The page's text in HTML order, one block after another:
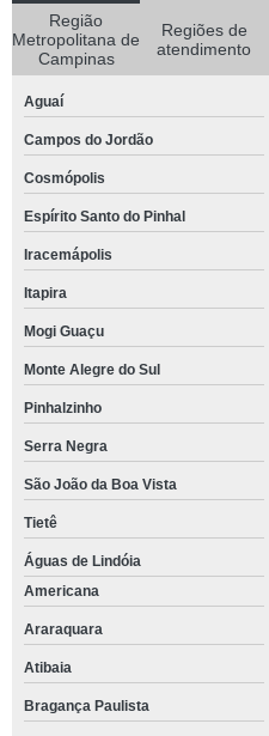
Região
Metropolitana de
Campinas
Regiões de
atendimento
Aguaí
Campos do Jordão
Cosmópolis
Espírito Santo do Pinhal
Iracemápolis
Itapira
Mogi Guaçu
Monte Alegre do Sul
Pinhalzinho
Serra Negra
São João da Boa Vista
Tietê
Águas de Lindóia
Americana
Araraquara
Atibaia
Bragança Paulista